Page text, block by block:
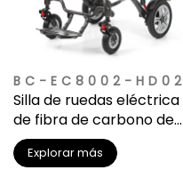
BC-EC8002-HD02
Silla de ruedas eléctrica
de fibra de carbono de
lujo | Diseño ergonómico
premium y asiento
Explorar más